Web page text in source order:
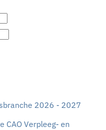
2026 - 2027
CAO Verpleeg- en